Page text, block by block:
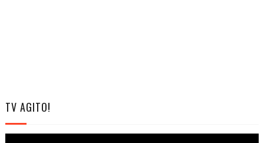
TV AGITO!